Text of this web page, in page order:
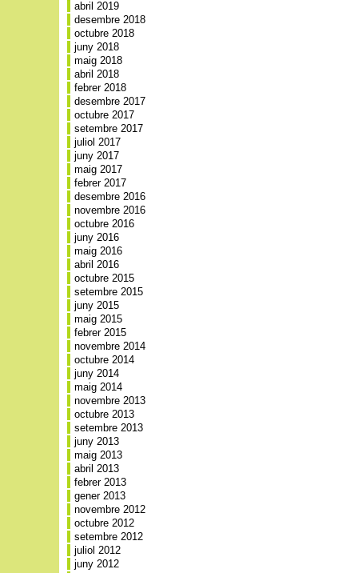
abril 2019
desembre 2018
octubre 2018
juny 2018
maig 2018
abril 2018
febrer 2018
desembre 2017
octubre 2017
setembre 2017
juliol 2017
juny 2017
maig 2017
febrer 2017
desembre 2016
novembre 2016
octubre 2016
juny 2016
maig 2016
abril 2016
octubre 2015
setembre 2015
juny 2015
maig 2015
febrer 2015
novembre 2014
octubre 2014
juny 2014
maig 2014
novembre 2013
octubre 2013
setembre 2013
juny 2013
maig 2013
abril 2013
febrer 2013
gener 2013
novembre 2012
octubre 2012
setembre 2012
juliol 2012
juny 2012